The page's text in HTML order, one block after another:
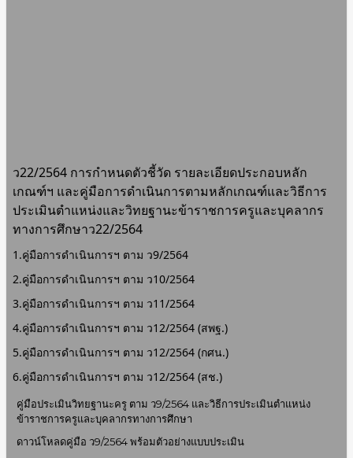
ว22/2564 การกำหนดตัวชี้วัด รายละเอียดประกอบหลัก
เกณฑ์ฯ และคู่มือการดำเนินการตามหลักเกณฑ์และวิธีการ
ประเมินตำแหน่งและวิทยฐานะข้าราชการครูและบุคลากร
ทางการศึกษาว22/2564
1.คู่มือการดำเนินการฯ ตาม ว9/2564
2.คู่มือการดำเนินการฯ ตาม ว10/2564
3.คู่มือการดำเนินการฯ ตาม ว11/2564
4.คู่มือการดำเนินการฯ ตาม ว12/2564 (สพฐ.)
5.คู่มือการดำเนินการฯ ตาม ว12/2564 (กศน.)
6.คู่มือการดำเนินการฯ ตาม ว12/2564 (สช.)
คู่มือประเมินวิทยฐานะครู ตาม ว9/2564 และวิธีการประเมินตำแหน่ง
ข้าราชการครูและบุคลากรทางการศึกษา
ดาวน์โหลดคู่มือ ว9/2564 พร้อมตัวอย่างแบบประเมิน